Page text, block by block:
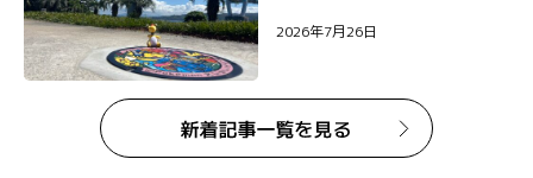
2026年7月26日